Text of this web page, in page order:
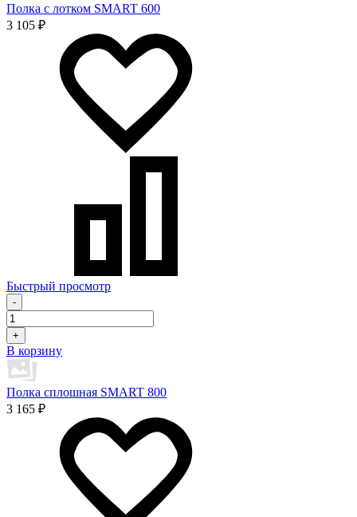
Полка с лотком SMART 600
3 105 ₽
Быстрый просмотр
-
+
В корзину
Полка сплошная SMART 800
3 165 ₽